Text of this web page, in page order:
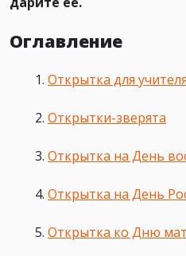
Оглавление
Открытка для учителя
Открытки-зверята
Открытка на День
Открытка на День
Открытка ко Дню